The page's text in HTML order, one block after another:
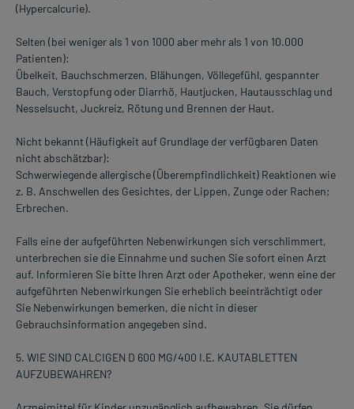
(Hypercalcurie).
Selten (bei weniger als 1 von 1000 aber mehr als 1 von 10.000
Patienten):
Übelkeit, Bauchschmerzen, Blähungen, Völlegefühl, gespannter
Bauch, Verstopfung oder Diarrhö, Hautjucken, Hautausschlag und
Nesselsucht, Juckreiz, Rötung und Brennen der Haut.
Nicht bekannt (Häufigkeit auf Grundlage der verfügbaren Daten
nicht abschätzbar):
Schwerwiegende allergische (Überempfindlichkeit) Reaktionen wie
z. B. Anschwellen des Gesichtes, der Lippen, Zunge oder Rachen;
Erbrechen.
Falls eine der aufgeführten Nebenwirkungen sich verschlimmert,
unterbrechen sie die Einnahme und suchen Sie sofort einen Arzt
auf. Informieren Sie bitte Ihren Arzt oder Apotheker, wenn eine der
aufgeführten Nebenwirkungen Sie erheblich beeinträchtigt oder
Sie Nebenwirkungen bemerken, die nicht in dieser
Gebrauchsinformation angegeben sind.
5. WIE SIND CALCIGEN D 600 MG/400 I.E. KAUTABLETTEN
AUFZUBEWAHREN?